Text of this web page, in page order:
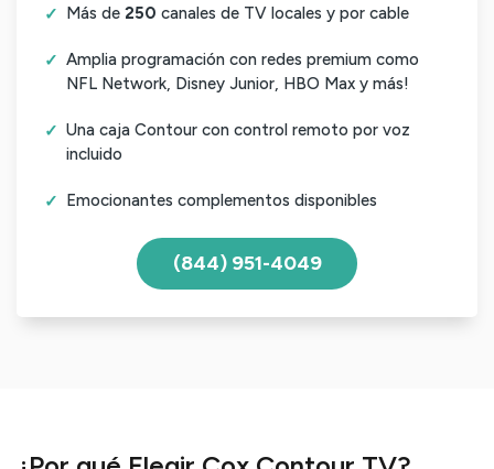
Más de 250 canales de TV locales y por cable
Amplia programación con redes premium como
NFL Network, Disney Junior, HBO Max y más!
Una caja Contour con control remoto por voz
incluido
Emocionantes complementos disponibles
(844) 951-4049